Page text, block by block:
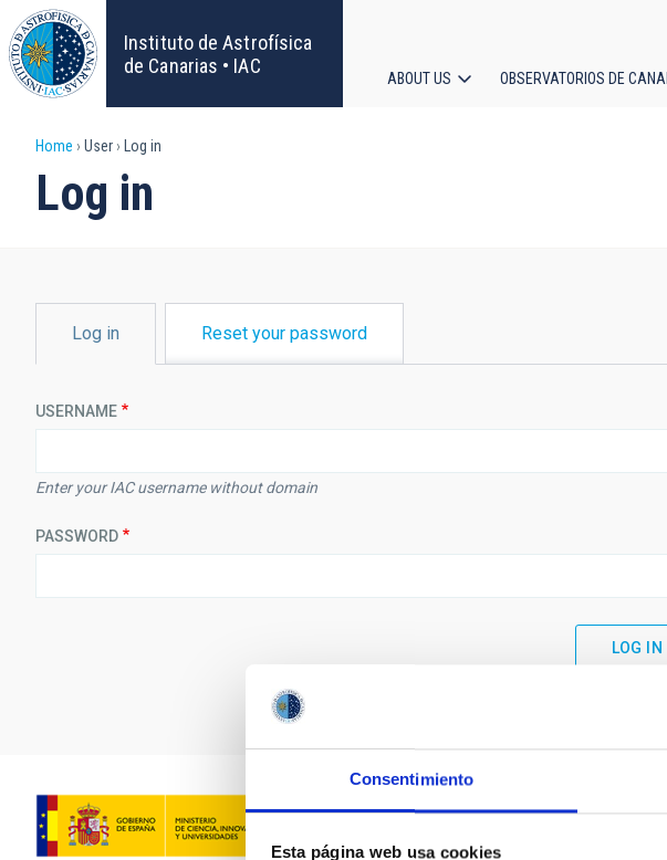
Consentimiento
Esta página web usa cookies
Skip
to
main
content
Instituto de Astrofísica
de Canarias • IAC
ABOUT US OBSERVATORIOS DE
Breadcrumb
Home User Log in
Log in
TABSLog in Reset your password
USERNAME
Enter your IAC username without domain
PASSWORD